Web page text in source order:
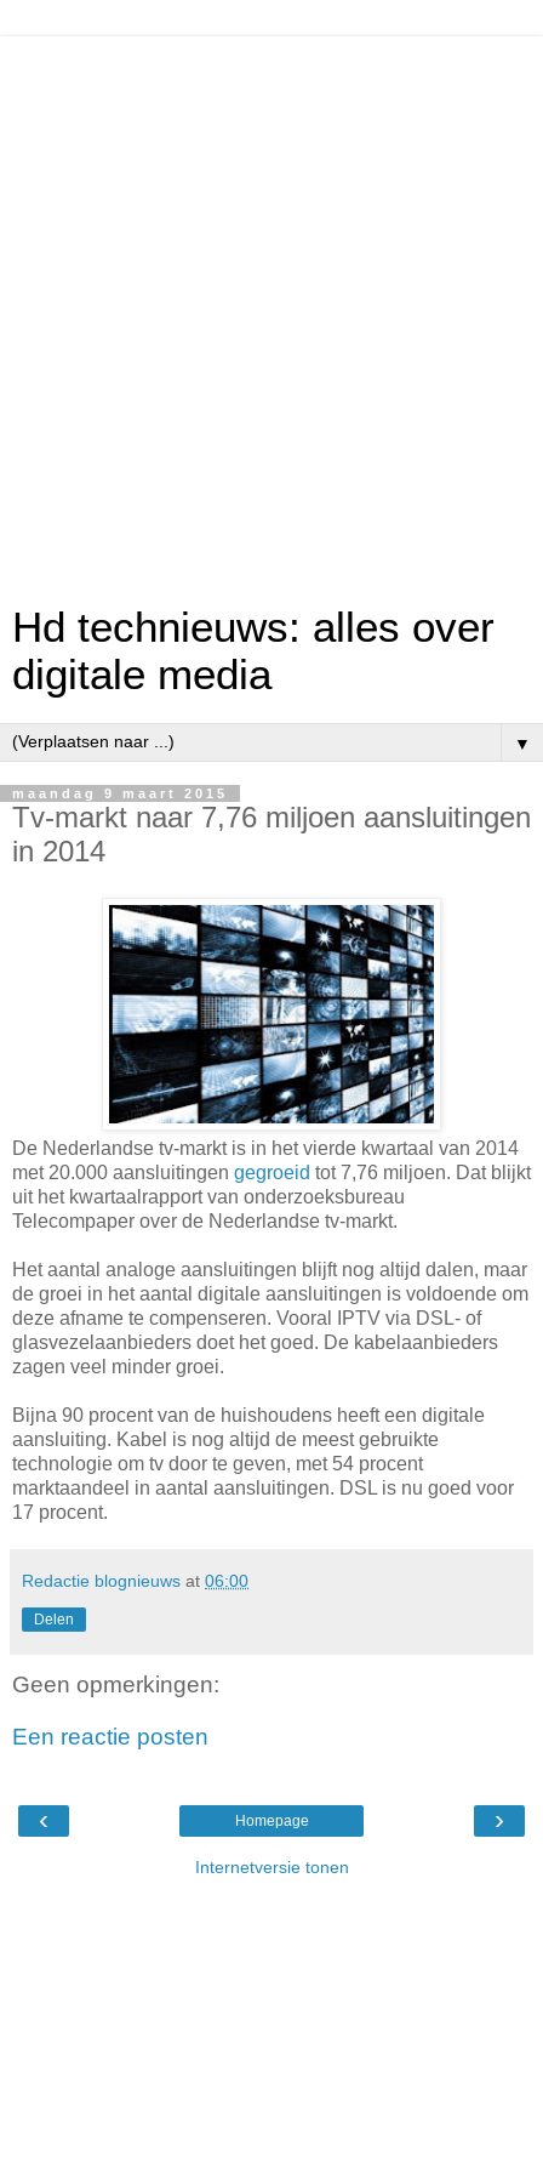
Hd technieuws: alles over
digitale media
▼
maandag 9 maart 2015
Tv-markt naar 7,76 miljoen aansluitingen
in 2014
De Nederlandse tv-markt is in het vierde kwartaal van 2014
met 20.000 aansluitingen gegroeid tot 7,76 miljoen. Dat blijkt
uit het kwartaalrapport van onderzoeksbureau
Telecompaper over de Nederlandse tv-markt.
Het aantal analoge aansluitingen blijft nog altijd dalen, maar
de groei in het aantal digitale aansluitingen is voldoende om
deze afname te compenseren. Vooral IPTV via DSL- of
glasvezelaanbieders doet het goed. De kabelaanbieders
zagen veel minder groei.
Bijna 90 procent van de huishoudens heeft een digitale
aansluiting. Kabel is nog altijd de meest gebruikte
technologie om tv door te geven, met 54 procent
marktaandeel in aantal aansluitingen. DSL is nu goed voor
17 procent.
Redactie blognieuws at 06:00
Delen
Geen opmerkingen:
Een reactie posten
‹ ›
Homepage
Internetversie tonen